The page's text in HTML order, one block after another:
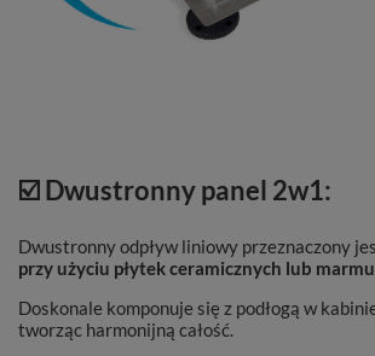
☑️ Dwustronny panel 2w1:
Dwustronny odpływ liniowy przeznaczony
przy użyciu płytek ceramicznych lub
Doskonale komponuje się z podłogą w
tworząc harmonijną całość.